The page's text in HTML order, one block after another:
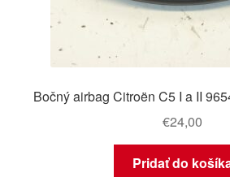
Bočný airbag Citroën C5 I a II
€24,00
Pridať do